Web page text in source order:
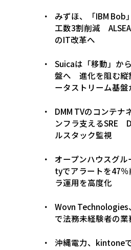
みずほ、「IBM Bob
工数3割削減
のIT改革へ
Suicaは「移動」か
盤へ 進化を阻む縦
ータストリーム基盤
DMM TVのコンテナ
ンフラ支えるSRE
ルスタック監視
オープンハウスグル
tyでアラートを47
ラ運用を高度化
Wovn Technologies
で法務未経験者の
沖縄電力、kintone